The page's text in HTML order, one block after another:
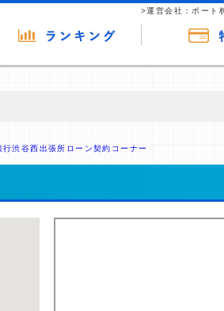
>運営会社：ポート
行渋谷西出張所ローン契約コーナー